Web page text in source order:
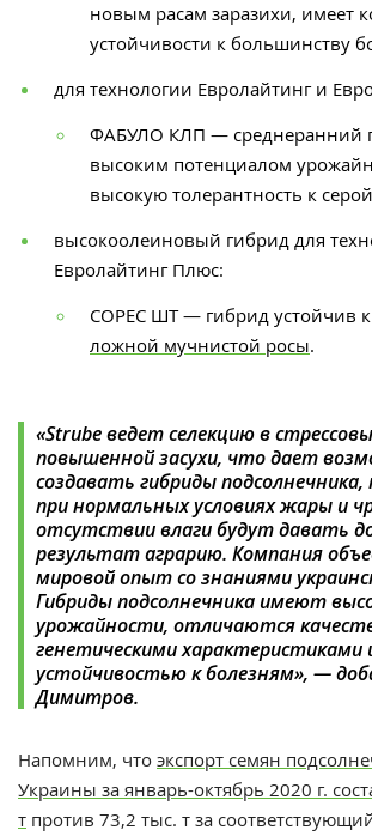
новым расам заразихи, имеет
устойчивости к большинству
для технологии Евролайтинг и
ФАБУЛО КЛП — среднеранний
высоким потенциалом
высокую толерантность к
высокоолеиновый гибрид для
Евролайтинг Плюс:
СОРЕС ШТ — гибрид устойчив
ложной мучнистой росы.
«Strube ведет селекцию в
повышенной засухи, что дает
создавать гибриды
при нормальных условиях жары и
отсутствии влаги будут давать
результат аграрию. Компания
мировой опыт со знаниями
Гибриды подсолнечника имеют
урожайности, отличаются
генетическими характеристиками
устойчивостью к болезням», —
Димитров.
Напомним, что экспорт семян
Украины за январь-октябрь 2020 г.
т против 73,2 тыс. т за